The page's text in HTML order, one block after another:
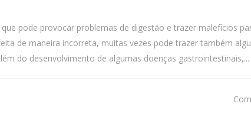
pode provocar problemas de digestão e trazer malefícios
de maneira incorreta, muitas vezes pode trazer também
do desenvolvimento de algumas doenças gastrointestinais,...